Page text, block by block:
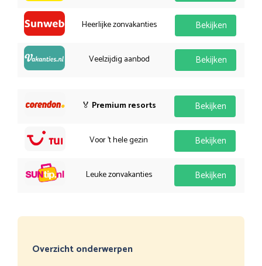
Heerlijke zonvakanties Bekijken
Veelzijdig aanbod Bekijken
🏅 Premium resorts Bekijken
Voor 't hele gezin Bekijken
Leuke zonvakanties Bekijken
Overzicht onderwerpen